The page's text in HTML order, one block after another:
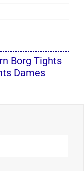
Borg Tights
Dames